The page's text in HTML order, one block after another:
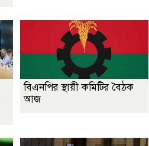
বিএনপির স্থায়ী কমিটির বৈঠক
আজ